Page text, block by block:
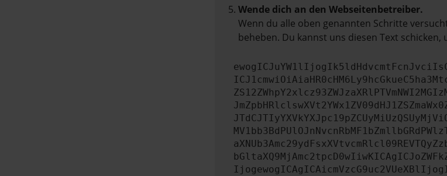
Wende dich an den Webseitenbetreiber.
Wenn du alle oben genannten Schritte
beheben. Du kannst uns diesen Text